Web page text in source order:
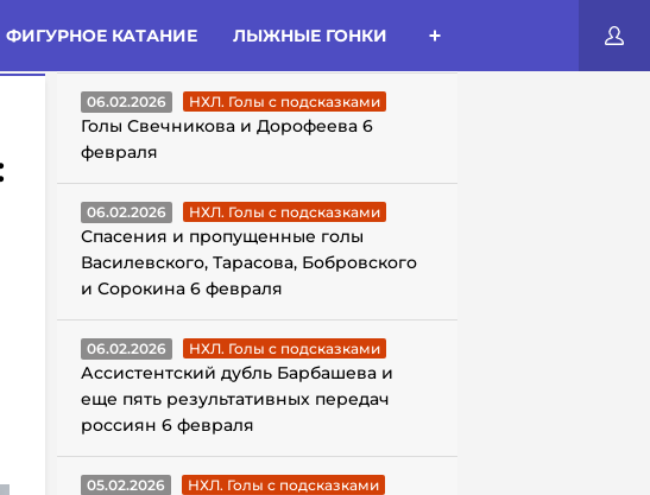
ФИГУРНОЕ КАТАНИЕ ЛЫЖНЫЕ ГОНКИ
ГОЛЫ С ПОДСКАЗКАМИ
06.02.2026 НХЛ. Голы с подсказками
Голы Свечникова и Дорофеева 6
февраля
06.02.2026 НХЛ. Голы с подсказками
Спасения и пропущенные голы
Василевского, Тарасова, Бобровского
и Сорокина 6 февраля
06.02.2026 НХЛ. Голы с подсказками
Ассистентский дубль Барбашева и
еще пять результативных передач
россиян 6 февраля
05.02.2026 НХЛ. Голы с подсказками